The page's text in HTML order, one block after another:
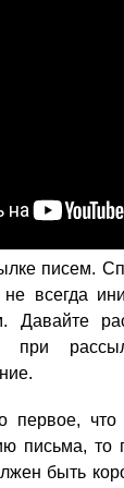
писем.
всегда
Давайте
при
что
письма, то
быть